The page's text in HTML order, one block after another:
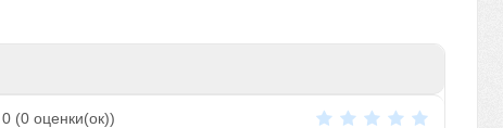
0 (0оценки(ок))